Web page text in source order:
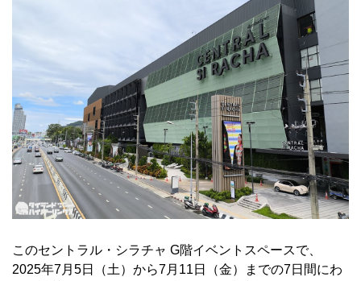
このセントラル・シラチャ G階イベントスペースで、
2025年7月5日（土）から7月11日（金）までの7日間にわ